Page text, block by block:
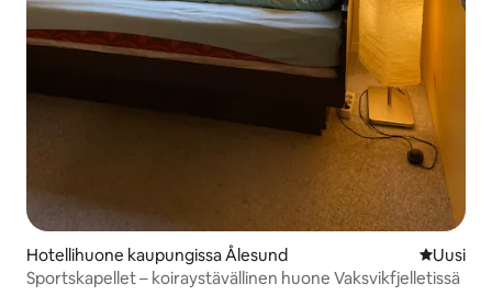
Hotellihuone kaupungissa Ålesund Uusi
Uusi
Sportskapellet – koiraystävällinen huone Vaksvikfjelletissä